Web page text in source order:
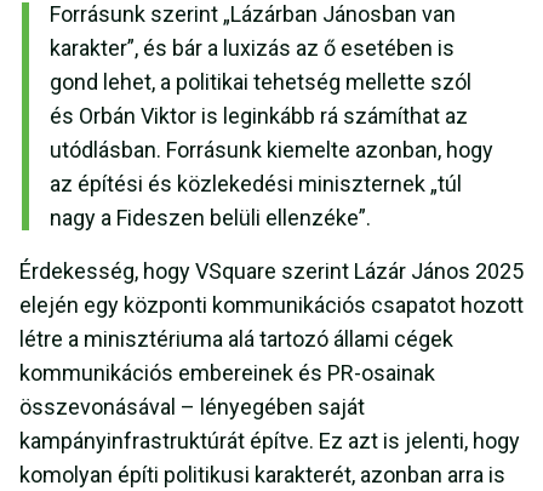
Forrásunk szerint „Lázárban Jánosban van
karakter”, és bár a luxizás az ő esetében is
gond lehet, a politikai tehetség mellette szól
és Orbán Viktor is leginkább rá számíthat az
utódlásban. Forrásunk kiemelte azonban, hogy
az építési és közlekedési miniszternek „túl
nagy a Fideszen belüli ellenzéke”.
Érdekesség, hogy VSquare szerint Lázár János 2025
elején egy központi kommunikációs csapatot hozott
létre a minisztériuma alá tartozó állami cégek
kommunikációs embereinek és PR-osainak
összevonásával – lényegében saját
kampányinfrastruktúrát építve. Ez azt is jelenti, hogy
komolyan építi politikusi karakterét, azonban arra is